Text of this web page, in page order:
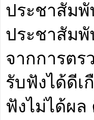
ประชาสัมพั
ประชาสัมพั
จากการตร
รับฟังได้ดีเ
ฟังไม่ได้ผล